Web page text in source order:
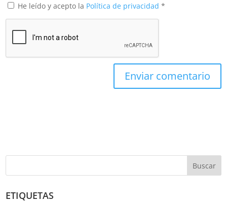
He leído y acepto la Política de privacidad*
Buscar
ETIQUETAS